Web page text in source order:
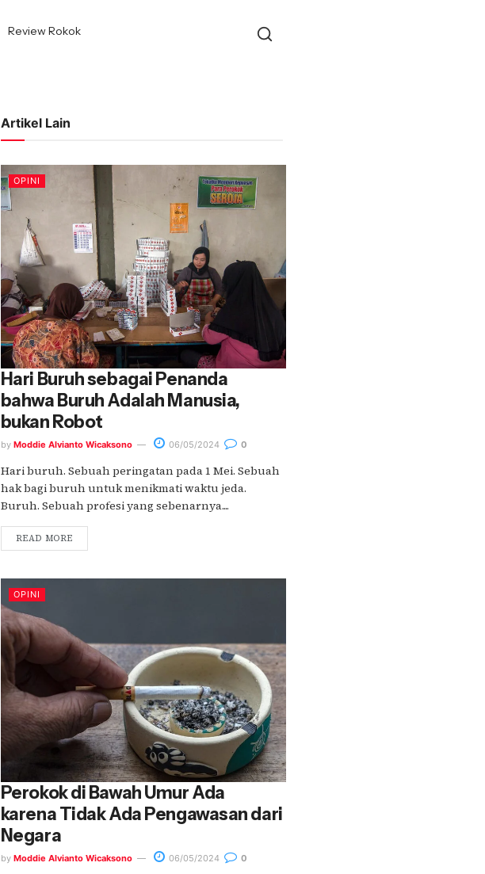
Review Rokok
Artikel Lain
OPINI
Hari Buruh sebagai Penanda
bahwa Buruh Adalah Manusia,
bukan Robot
by Moddie Alvianto Wicaksono 06/05/2024 0
Hari buruh. Sebuah peringatan pada 1 Mei. Sebuah
hak bagi buruh untuk menikmati waktu jeda.
Buruh. Sebuah profesi yang sebenarnya....
READ MORE
OPINI
Perokok di Bawah Umur Ada
karena Tidak Ada Pengawasan dari
Negara
by Moddie Alvianto Wicaksono 06/05/2024 0